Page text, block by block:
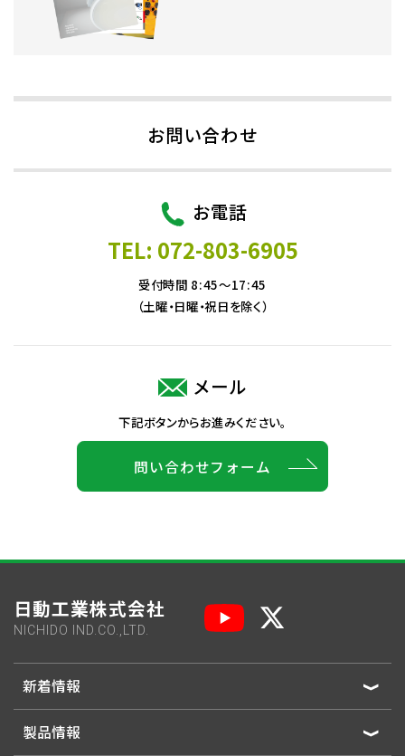
お問い合わせ
お電話
TEL: 072-803-6905
受付時間 8:45～17:45
（土曜・日曜・祝日を除く）
メール
下記ボタンからお進みください。
問い合わせフォーム
日動工業株式会社
NICHIDO IND.CO.,LTD.
新着情報
製品情報